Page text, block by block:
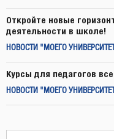
Откройте новые
деятельности в школе!
НОВОСТИ "МОЕГО
Курсы для педагогов
НОВОСТИ "МОЕГО